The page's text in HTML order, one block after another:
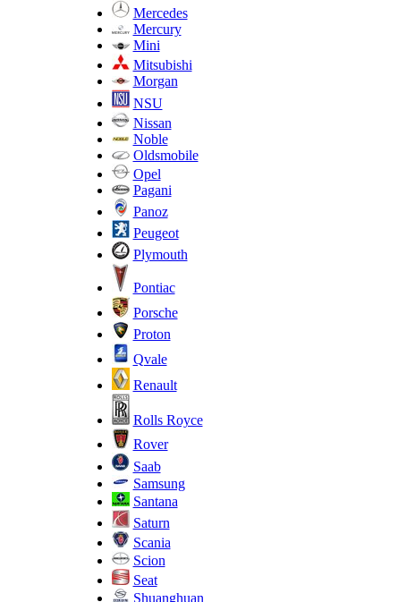
Mercedes
Mercury
Mini
Mitsubishi
Morgan
NSU
Nissan
Noble
Oldsmobile
Opel
Pagani
Panoz
Peugeot
Plymouth
Pontiac
Porsche
Proton
Qvale
Renault
Rolls Royce
Rover
Saab
Samsung
Santana
Saturn
Scania
Scion
Seat
Shuanghuan